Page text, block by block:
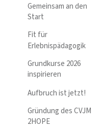
Gemeinsam an den
Start
Fit für
Erlebnispädagogik
Grundkurse 2026
inspirieren
Aufbruch ist jetzt!
Gründung des CVJM
2HOPE